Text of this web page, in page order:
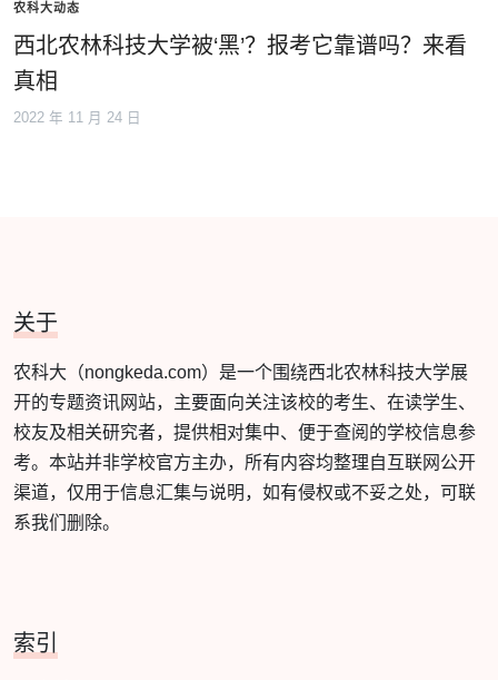
农科大动态
西北农林科技大学被‘黑’？报考它靠谱吗？来看
真相
2022 年 11 月 24 日
关于
农科大（nongkeda.com）是一个围绕西北农林科技大学展
开的专题资讯网站，主要面向关注该校的考生、在读学生、
校友及相关研究者，提供相对集中、便于查阅的学校信息参
考。本站并非学校官方主办，所有内容均整理自互联网公开
渠道，仅用于信息汇集与说明，如有侵权或不妥之处，可联
系我们删除。
索引